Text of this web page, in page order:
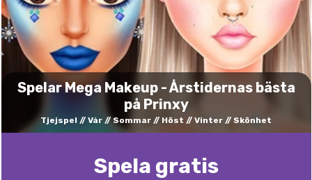
Spelar Mega Makeup - Årstidernas bästa
på Prinxy
Tjejspel Vår Sommar Höst Vinter Skönhet
Spela gratis